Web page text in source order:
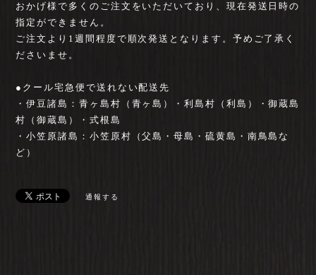
おかげ様で多くのご注文をいただいており、現在発送日時の
指定ができません。
ご注文より1週間程度で順次発送となります。予めご了承く
ださいませ。
●クール宅急便で送れない配送先
・伊豆諸島：青ヶ島村（青ヶ島）・利島村（利島）・御蔵島
村（御蔵島）・式根島
・小笠原諸島：小笠原村（父島・母島・硫黄島・南鳥島な
ど）
通報する